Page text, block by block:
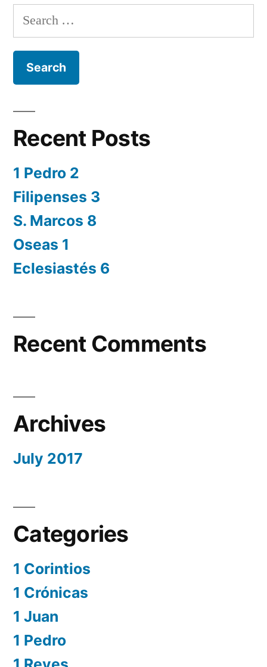
Search
for:
Recent Posts
1 Pedro 2
Filipenses 3
S. Marcos 8
Oseas 1
Eclesiastés 6
Recent Comments
Archives
July 2017
Categories
1 Corintios
1 Crónicas
1 Juan
1 Pedro